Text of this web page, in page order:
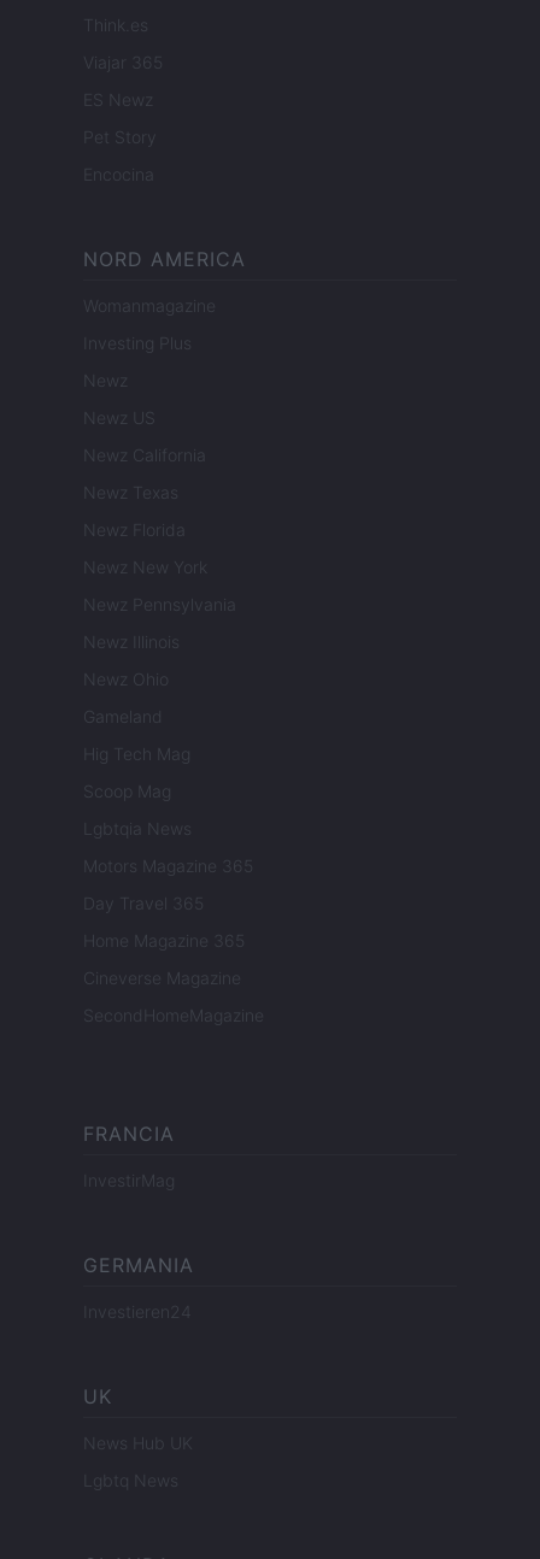
Think.es
Viajar 365
ES Newz
Pet Story
Encocina
NORD AMERICA
Womanmagazine
Investing Plus
Newz
Newz US
Newz California
Newz Texas
Newz Florida
Newz New York
Newz Pennsylvania
Newz Illinois
Newz Ohio
Gameland
Hig Tech Mag
Scoop Mag
Lgbtqia News
Motors Magazine 365
Day Travel 365
Home Magazine 365
Cineverse Magazine
SecondHomeMagazine
FRANCIA
InvestirMag
GERMANIA
Investieren24
UK
News Hub UK
Lgbtq News